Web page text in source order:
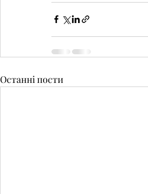
Останні пости